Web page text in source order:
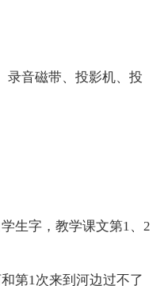
录音磁带、投影机、投
生字，教学课文第1、2
第1次来到河边过不了